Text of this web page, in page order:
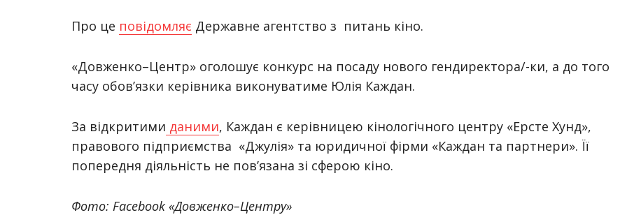
Про це повідомляє Державне агентство з питань кіно.
«Довженко–Центр» оголошує конкурс на посаду нового гендиректора/-ки, а до того
часу обов’язки керівника виконуватиме Юлія Каждан.
За відкритими даними, Каждан є керівницею кінологічного центру «Ерсте Хунд»,
правового підприємства «Джулія» та юридичної фірми «Каждан та партнери». Її
попередня діяльність не повʼязана зі сферою кіно.
Фото: Facebook «Довженко–Центру»